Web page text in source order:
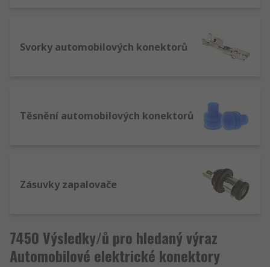
Svorky automobilových konektorů
Těsnění automobilových konektorů
Zásuvky zapalovače
7450 Výsledky/ů pro hledaný výraz
Automobilové elektrické konektory